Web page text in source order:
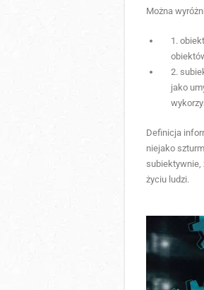
Można
1.
2.
jako
Definicja
niejako
subiektywnie,
życiu ludzi.